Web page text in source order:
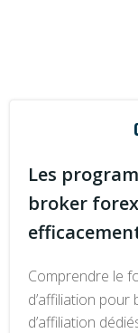
Les
broker
Comprendre le
d’affiliation pour
d’affiliation